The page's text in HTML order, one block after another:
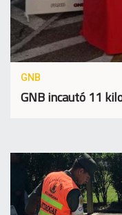
GNB
GNB incautó 11